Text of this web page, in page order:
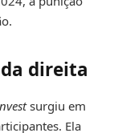
direita
surgiu em
Ela